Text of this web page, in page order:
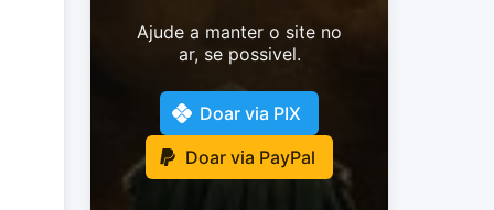
Ajude a manter o site no
ar, se possivel.
Doar via PIX
Doar via PayPal